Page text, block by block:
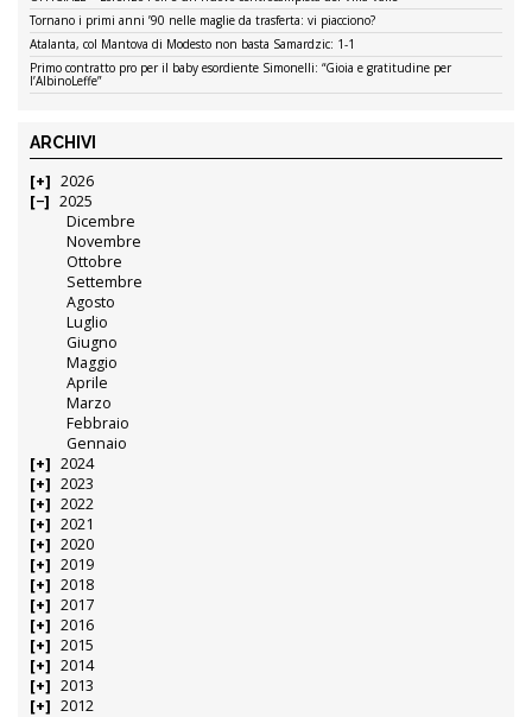
Tornano i primi anni ’90 nelle maglie da trasferta: vi piacciono?
Atalanta, col Mantova di Modesto non basta Samardzic: 1-1
Primo contratto pro per il baby esordiente Simonelli: “Gioia e gratitudine per
l’AlbinoLeffe”
ARCHIVI
2026
2025
Dicembre
Novembre
Ottobre
Settembre
Agosto
Luglio
Giugno
Maggio
Aprile
Marzo
Febbraio
Gennaio
2024
2023
2022
2021
2020
2019
2018
2017
2016
2015
2014
2013
2012